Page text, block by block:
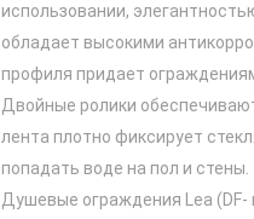
использовании,
обладает высокими
профиля придает
Двойные ролики
лента плотно фиксирует
попадать воде на пол и стены.
Душевые ограждения Lea